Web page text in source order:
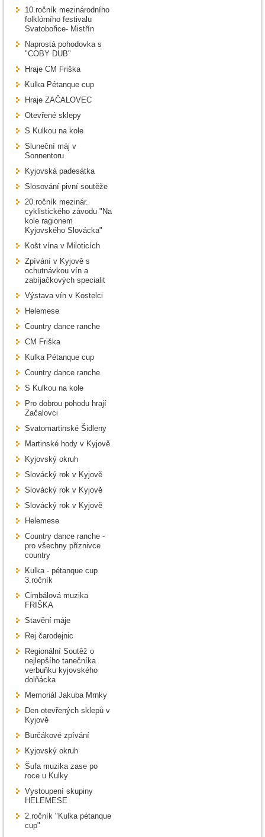
10.ročník mezinárodního
folklórního festivalu
Svatobořice- Mistřín
Naprostá pohodovka s
"COBY DUB"
Hraje CM Friška
Kulka Pétanque cup
Hraje ZAČALOVEC
Otevřené sklepy
S Kulkou na kole
Sluneční máj v
Sonnentoru
Kyjovská padesátka
Slosování pivní soutěže
20.ročník mezinár.
cyklistického závodu "Na
kole ragionem
Kyjovského Slovácka"
Košt vína v Miloticích
Zpívání v Kyjově s
ochutnávkou vín a
zabíjačkových specialit
Výstava vín v Kostelci
Helemese
Country dance ranche
CM Friška
Kulka Pétanque cup
Country dance ranche
S Kulkou na kole
Pro dobrou pohodu hrají
Začalovci
Svatomartinské Šidleny
Martinské hody v Kyjově
Kyjovský okruh
Slovácký rok v Kyjově
Slovácký rok v Kyjově
Slovácký rok v Kyjově
Helemese
Country dance ranche -
pro všechny příznivce
country
Kulka - pétanque cup
3.ročník
Cimbálová muzika
FRIŠKA
Stavění máje
Rej čarodejnic
Regionální Soutěž o
nejlepšího tanečníka
verbuňku kyjovského
dolňácka
Memoriál Jakuba Mrnky
Den otevřených sklepů v
Kyjově
Burčákové zpívání
Kyjovský okruh
Šufa muzika zase po
roce u Kulky
Vystoupení skupiny
HELEMESE
2.ročník "Kulka pétanque
cup"